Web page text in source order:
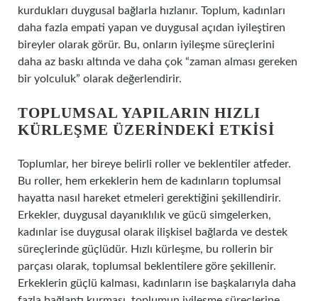
kurdukları duygusal bağlarla hızlanır. Toplum, kadınları
daha fazla empati yapan ve duygusal açıdan iyileştiren
bireyler olarak görür. Bu, onların iyileşme süreçlerini
daha az baskı altında ve daha çok “zaman alması gereken
bir yolculuk” olarak değerlendirir.
TOPLUMSAL YAPILARIN HIZLI
KÜRLEŞME ÜZERINDEKI ETKISI
Toplumlar, her bireye belirli roller ve beklentiler atfeder.
Bu roller, hem erkeklerin hem de kadınların toplumsal
hayatta nasıl hareket etmeleri gerektiğini şekillendirir.
Erkekler, duygusal dayanıklılık ve gücü simgelerken,
kadınlar ise duygusal olarak ilişkisel bağlarda ve destek
süreçlerinde güçlüdür. Hızlı kürleşme, bu rollerin bir
parçası olarak, toplumsal beklentilere göre şekillenir.
Erkeklerin güçlü kalması, kadınların ise başkalarıyla daha